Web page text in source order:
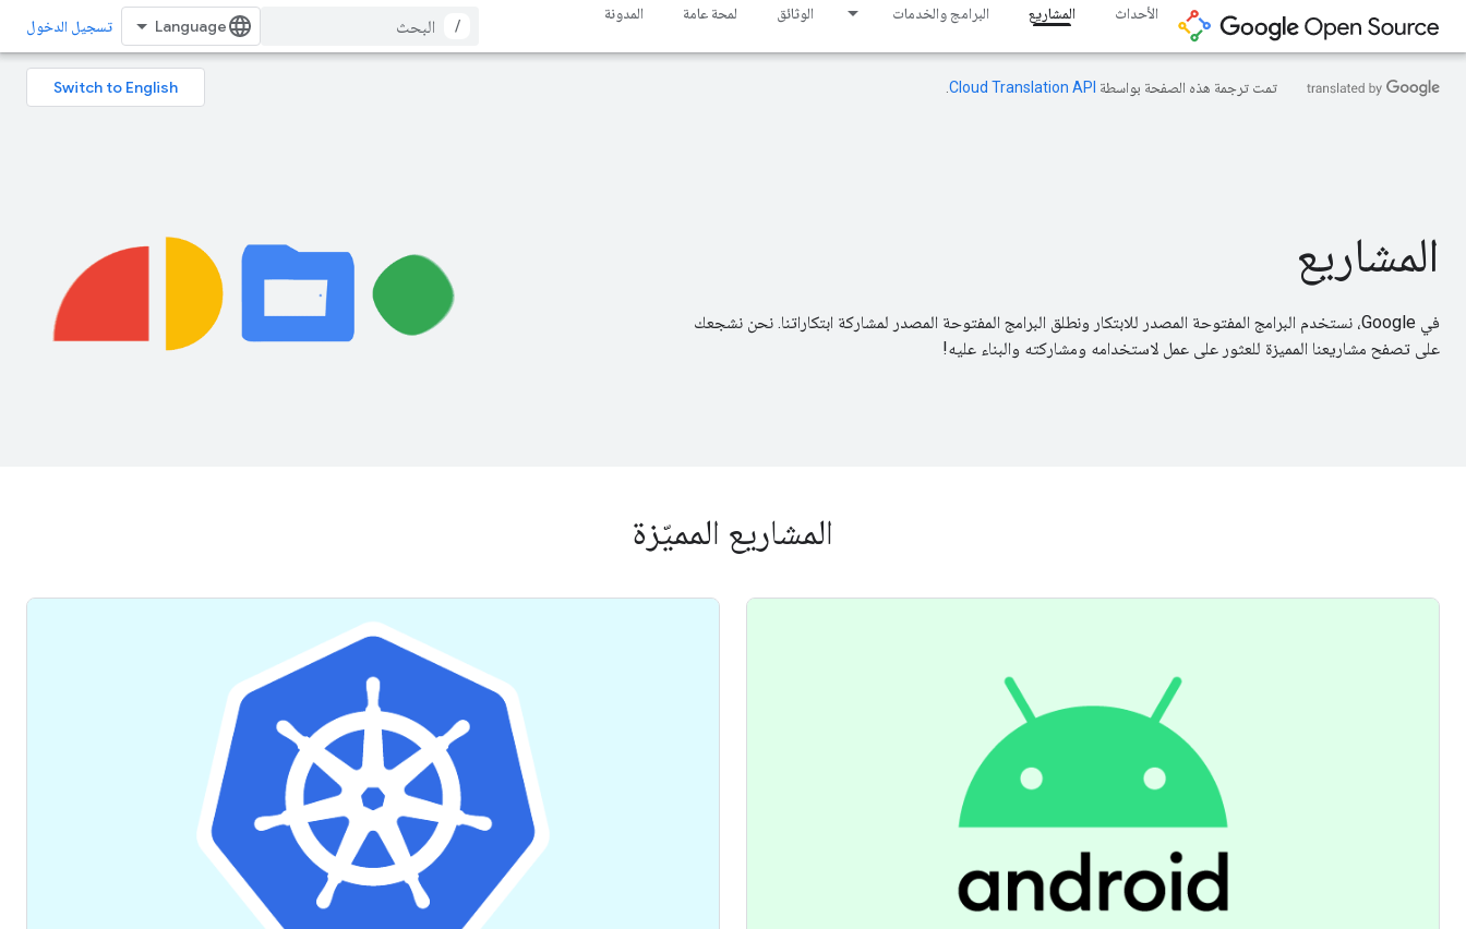
الأحداث المشاريع البرامج والخدمات الوثائق لمحة عامة المدونة
/ تسجيل الدخول
تمت ترجمة هذه الصفحة بواسطة Cloud Translation API‏
المشاريع
في Google، نستخدم البرامج المفتوحة المصدر للابتكار ونطلق البرامج المفتوحة المصدر لمشاركة ابتكاراتنا. نحن نشجعك
على تصفح مشاريعنا المميزة للعثور على عمل لاستخدامه ومشاركته والبناء عليه!
المشاريع المميّزة